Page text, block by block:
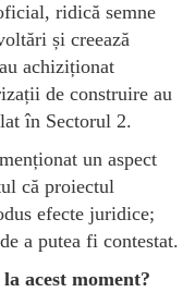
ridică semne
și creează
achiziționat
de construire au
în Sectorul 2.
un aspect
că proiectul
efecte juridice;
a putea fi contestat.
acest moment?